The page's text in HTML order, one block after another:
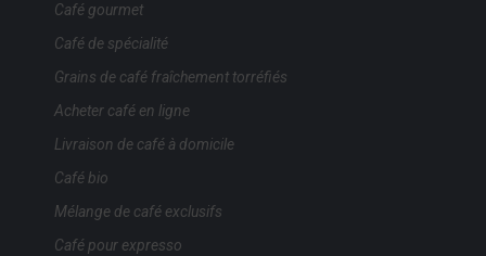
Café gourmet
Café de spécialité
Grains de café fraîchement torréfiés
Acheter café en ligne
Livraison de café à domicile
Café bio
Mélange de café exclusifs
Café pour expresso